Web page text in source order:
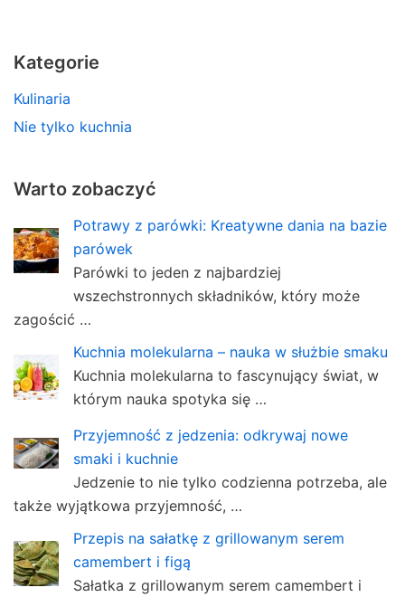
Kategorie
Kulinaria
Nie tylko kuchnia
Warto zobaczyć
Potrawy z parówki: Kreatywne dania na bazie
parówek
Parówki to jeden z najbardziej
wszechstronnych składników, który może
zagościć …
Kuchnia molekularna – nauka w służbie smaku
Kuchnia molekularna to fascynujący świat, w
którym nauka spotyka się …
Przyjemność z jedzenia: odkrywaj nowe
smaki i kuchnie
Jedzenie to nie tylko codzienna potrzeba, ale
także wyjątkowa przyjemność, …
Przepis na sałatkę z grillowanym serem
camembert i figą
Sałatka z grillowanym serem camembert i